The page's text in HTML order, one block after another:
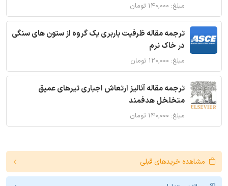
مبلغ: ۱۴۰,۰۰۰ تومان
ترجمه مقاله ظرفیت باربری یک گروه از ستون های سنگی
در خاک نرم
مبلغ: ۱۲۰,۰۰۰ تومان
ترجمه مقاله آنالیز ارتعاش اجباری تیرهای عمیق
متخلخل هدفمند
مبلغ: ۱۴۰,۰۰۰ تومان
مشاهده خریدهای قبلی